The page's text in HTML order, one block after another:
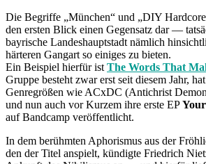
Die Begriffe „München“ und „DIY
den ersten Blick einen Gegensatz dar —
bayrische Landeshauptstadt nämlich
härteren Gangart so einiges zu bieten.
Ein Beispiel hierfür ist The Words That
Gruppe besteht zwar erst seit diesem Jahr,
Genregrößen wie ACxDC (Antichrist
und nun auch vor Kurzem ihre erste EP
auf Bandcamp veröffentlicht.
In dem berühmten Aphorismus aus der
den der Titel anspielt, kündigte Friedrich